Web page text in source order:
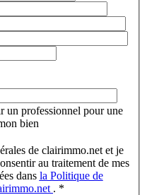
un professionnel pour une
bien
de clairimmo.net et je
au traitement de mes
dans la Politique de
. *